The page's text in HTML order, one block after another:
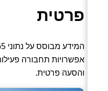
פרטית
אפשרויות תחבורה
והסעה פרטית.